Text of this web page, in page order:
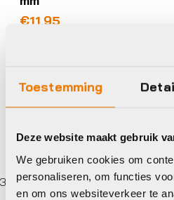
Toestemming
Deze website maakt gebruik
We gebruiken cookies om
personaliseren, om functies
en om ons websiteverkeer te
€11,95
betalen,0%rente